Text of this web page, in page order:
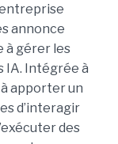
annonce
à gérer les
IA. Intégrée à
apporter un
d’interagir
des